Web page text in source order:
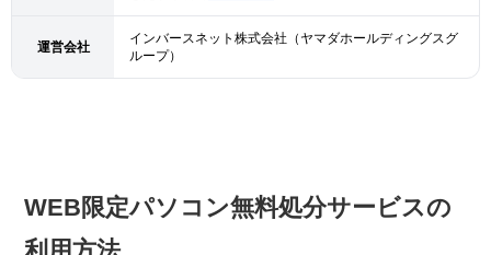
運営会社
インバースネット株式会社（ヤマダホールディングスグ
ループ）
WEB限定パソコン無料処分サービスの